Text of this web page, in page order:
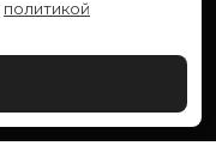
политикой